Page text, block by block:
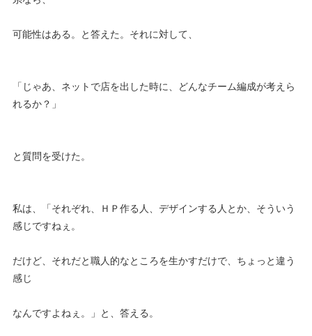
可能性はある。と答えた。それに対して、
「じゃあ、ネットで店を出した時に、どんなチーム編成が考えら
れるか？」
と質問を受けた。
私は、「それぞれ、ＨＰ作る人、デザインする人とか、そういう
感じですねぇ。
だけど、それだと職人的なところを生かすだけで、ちょっと違う
感じ
なんですよねぇ。」と、答える。